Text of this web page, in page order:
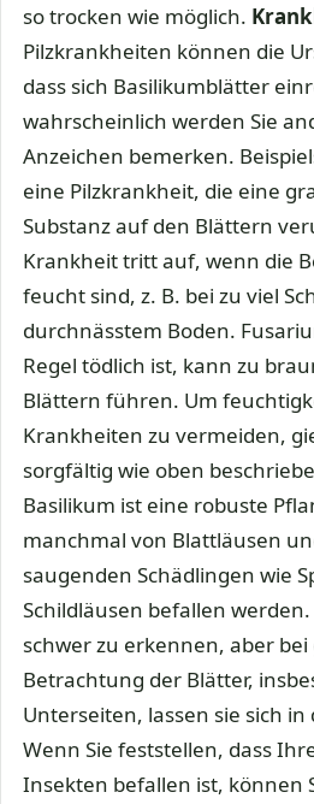
so trocken wie möglich.
Pilzkrankheiten können die
dass sich Basilikumblätter
wahrscheinlich werden Sie
Anzeichen bemerken.
eine Pilzkrankheit, die eine
Substanz auf den Blättern
Krankheit tritt auf, wenn die
feucht sind, z. B. bei zu viel
durchnässtem Boden.
Regel tödlich ist, kann zu
Blättern führen. Um
Krankheiten zu vermeiden,
sorgfältig wie oben
Basilikum ist eine robuste
manchmal von Blattläusen
saugenden Schädlingen wie
Schildläusen befallen
schwer zu erkennen, aber
Betrachtung der Blätter,
Unterseiten, lassen sie sich
Wenn Sie feststellen, dass
Insekten befallen ist, können